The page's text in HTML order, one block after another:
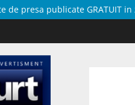
de presa publicate GRATUIT